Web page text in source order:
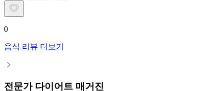
0
음식 리뷰 더보기
전문가 다이어트 매거진